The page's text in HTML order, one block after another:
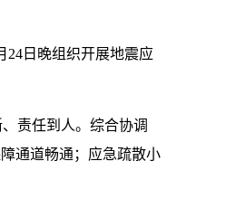
24日晚组织开展地震应
责任到人。综合协调
通道畅通；应急疏散小